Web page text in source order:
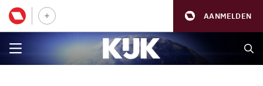
AANMELDEN